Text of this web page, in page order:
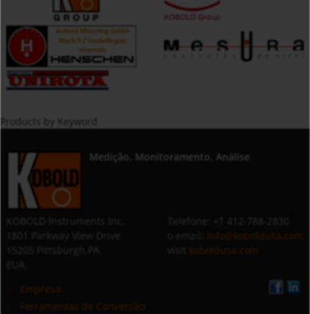
Products by Keyword
Medição, Monitoramento, Análise
info@koboldusa.com
koboldusa.com
Empresa
Ferramentas de Conversão